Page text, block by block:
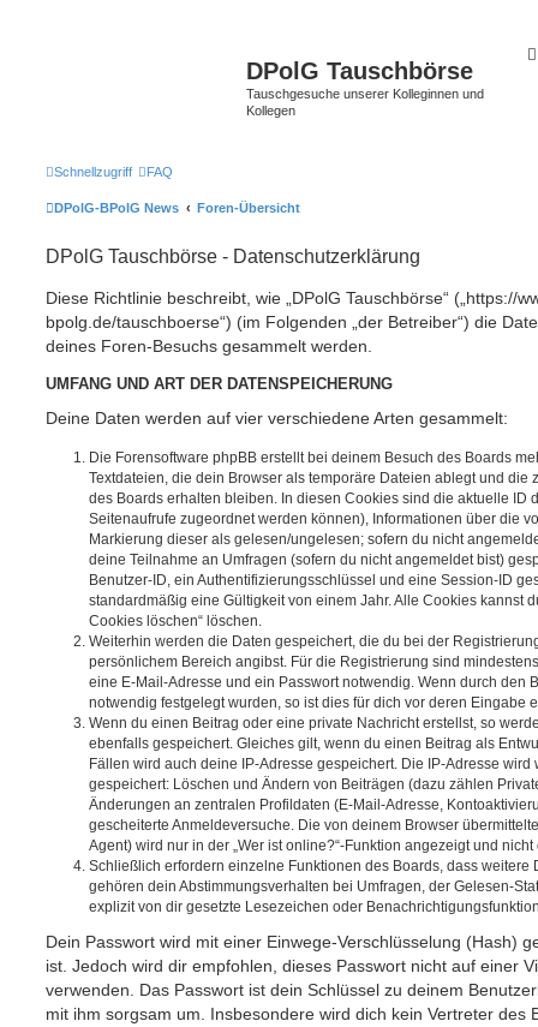
DPolG Tauschbörse
Tauschgesuche unserer Kolleginnen und
Kollegen
Schnellzugriff FAQ
DPolG-BPolG News Foren-Übersicht
DPolG Tauschbörse - Datenschutzerklärung
Diese Richtlinie beschreibt, wie „DPolG Tauschbörse“ („https://
bpolg.de/tauschboerse“) (im Folgenden „der Betreiber“) die
deines Foren-Besuchs gesammelt werden.
UMFANG UND ART DER DATENSPEICHERUNG
Deine Daten werden auf vier verschiedene Arten gesammelt:
Die Forensoftware phpBB erstellt bei deinem Besuch des Boards
Textdateien, die dein Browser als temporäre Dateien ablegt und die
des Boards erhalten bleiben. In diesen Cookies sind die aktuelle ID
Seitenaufrufe zugeordnet werden können), Informationen über die
Markierung dieser als gelesen/ungelesen; sofern du nicht
deine Teilnahme an Umfragen (sofern du nicht angemeldet bist)
Benutzer-ID, ein Authentifizierungsschlüssel und eine Session-ID
standardmäßig eine Gültigkeit von einem Jahr. Alle Cookies kannst
Cookies löschen“ löschen.
Weiterhin werden die Daten gespeichert, die du bei der
persönlichem Bereich angibst. Für die Registrierung sind
eine E-Mail-Adresse und ein Passwort notwendig. Wenn durch den
notwendig festgelegt wurden, so ist dies für dich vor deren Eingabe
Wenn du einen Beitrag oder eine private Nachricht erstellst, so
ebenfalls gespeichert. Gleiches gilt, wenn du einen Beitrag als
Fällen wird auch deine IP-Adresse gespeichert. Die IP-Adresse
gespeichert: Löschen und Ändern von Beiträgen (dazu zählen
Änderungen an zentralen Profildaten (E-Mail-Adresse,
gescheiterte Anmeldeversuche. Die von deinem Browser
Agent) wird nur in der „Wer ist online?“-Funktion angezeigt und
Schließlich erfordern einzelne Funktionen des Boards, dass weitere
gehören dein Abstimmungsverhalten bei Umfragen, der Gelesen-
explizit von dir gesetzte Lesezeichen oder
Dein Passwort wird mit einer Einwege-Verschlüsselung (Hash)
ist. Jedoch wird dir empfohlen, dieses Passwort nicht auf einer
verwenden. Das Passwort ist dein Schlüssel zu deinem
mit ihm sorgsam um. Insbesondere wird dich kein Vertreter des